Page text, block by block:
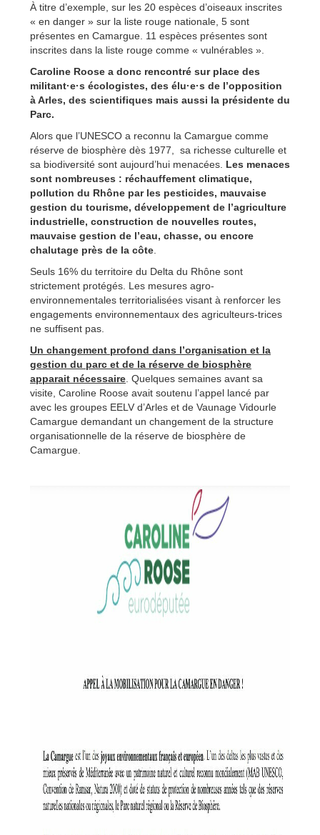
À titre d’exemple, sur les 20 espèces d’oiseaux inscrites
« en danger » sur la liste rouge nationale, 5 sont
présentes en Camargue. 11 espèces présentes sont
inscrites dans la liste rouge comme « vulnérables ».
Caroline Roose a donc rencontré sur place des
militant·e·s écologistes, des élu·e·s de l’opposition
à Arles, des scientifiques mais aussi la présidente du
Parc.
Alors que l’UNESCO a reconnu la Camargue comme
réserve de biosphère dès 1977, sa richesse culturelle et
sa biodiversité sont aujourd’hui menacées. Les menaces
sont nombreuses : réchauffement climatique,
pollution du Rhône par les pesticides, mauvaise
gestion du tourisme, développement de l’agriculture
industrielle, construction de nouvelles routes,
mauvaise gestion de l’eau, chasse, ou encore
chalutage près de la côte
Seuls 16% du territoire du Delta du Rhône sont
strictement protégés. Les mesures agro-
environnementales territorialisées visant à renforcer les
engagements environnementaux des agriculteurs-trices
ne suffisent pas.
Un changement profond dans l’organisation et la
gestion du parc et de la réserve de biosphère
apparait nécessaire . Quelques semaines avant sa
visite, Caroline Roose avait soutenu l’appel lancé par
avec les groupes EELV d’Arles et de Vaunage Vidourle
Camargue demandant un changement de la structure
organisationnelle de la réserve de biosphère de
Camargue.